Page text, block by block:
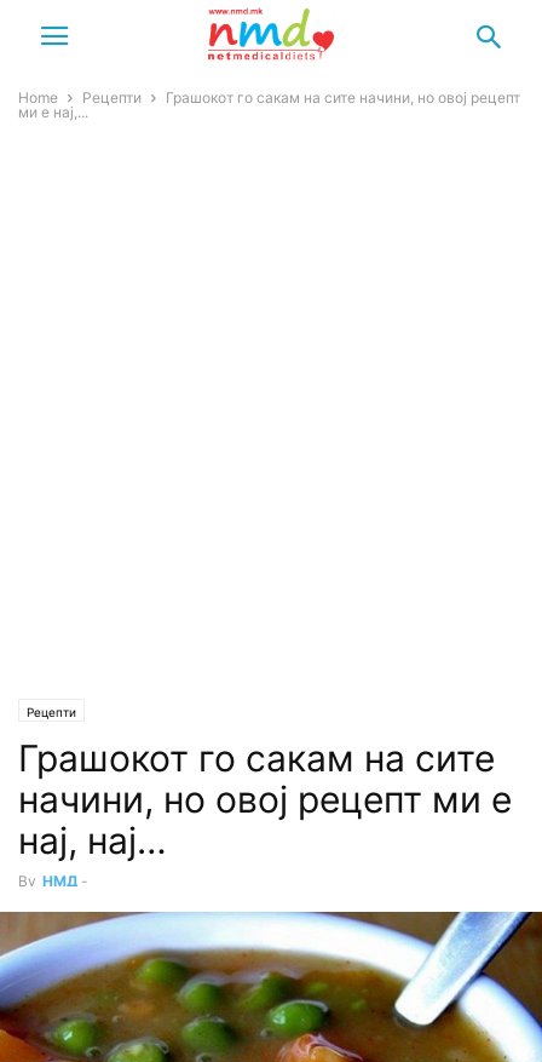
Home Рецепти
Грашокот го сакам на сите начини, но овој рецепт
ми е нај,...
Рецепти
Грашокот го сакам на сите
начини, но овој рецепт ми е
нај, нај…
By НМД -